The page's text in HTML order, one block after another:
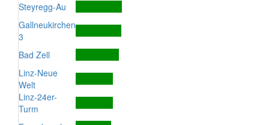
Steyregg-Au
Gallneukirchen
3
Bad Zell
Linz-Neue
Welt
Linz-24er-
Turm